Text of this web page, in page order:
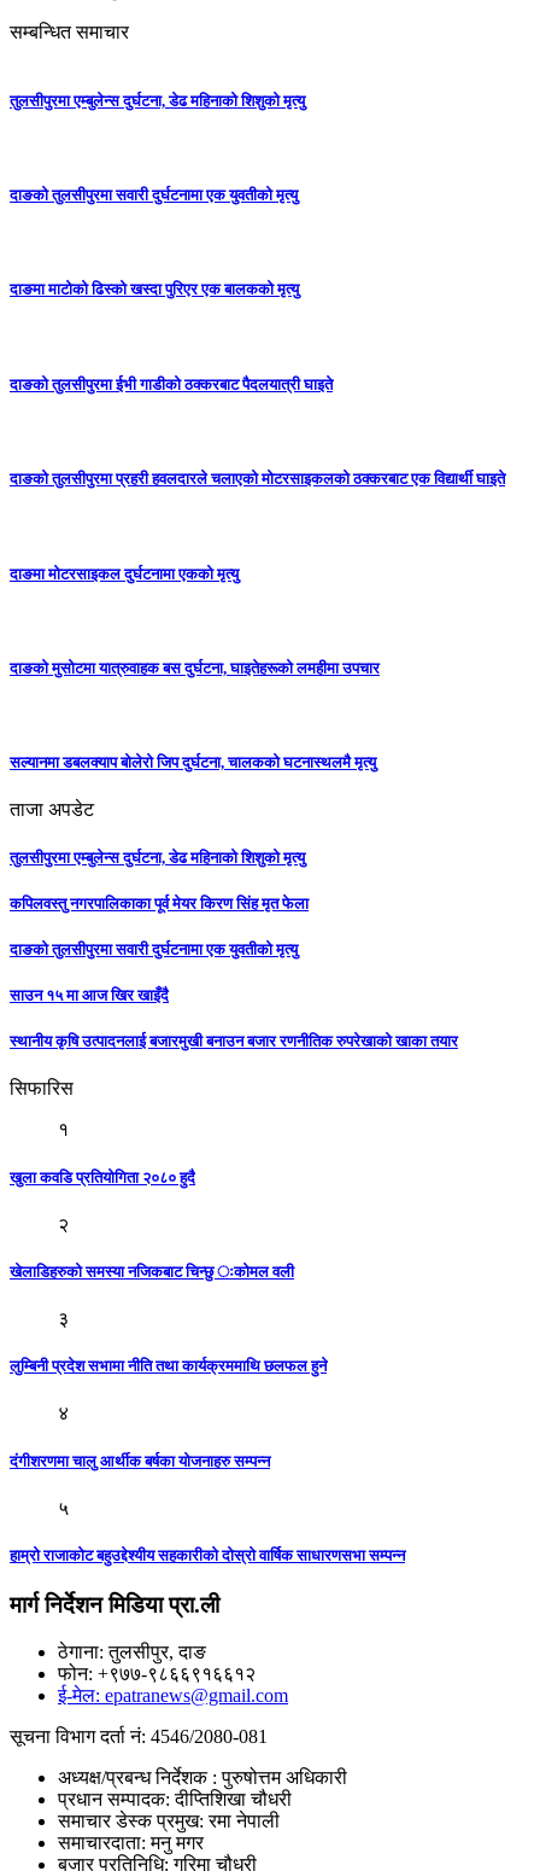
सम्बन्धित समाचार
तुलसीपुरमा एम्बुलेन्स दुर्घटना, डेढ महिनाको शिशुको मृत्यु
दाङको तुलसीपुरमा सवारी दुर्घटनामा एक युवतीको मृत्यु
दाङमा माटोको ढिस्को खस्दा पुरिएर एक बालकको मृत्यु
दाङको तुलसीपुरमा ईभी गाडीको ठक्करबाट पैदलयात्री घाइते
दाङको तुलसीपुरमा प्रहरी हवलदारले चलाएको मोटरसाइकलको ठक्करबाट एक विद्यार्थी घाइते
दाङमा मोटरसाइकल दुर्घटनामा एकको मृत्यु
दाङकाे मुसोटमा यात्रुवाहक बस दुर्घटना, घाइतेहरूको लमहीमा उपचार
सल्यानमा डबलक्याप बोलेरो जिप दुर्घटना, चालकको घटनास्थलमै मृत्यु
ताजा अपडेट
तुलसीपुरमा एम्बुलेन्स दुर्घटना, डेढ महिनाको शिशुको मृत्यु
कपिलवस्तु नगरपालिकाका पूर्व मेयर किरण सिंह मृत फेला
दाङको तुलसीपुरमा सवारी दुर्घटनामा एक युवतीको मृत्यु
साउन १५ मा आज खिर खाइँदै
स्थानीय कृषि उत्पादनलाई बजारमुखी बनाउन बजार रणनीतिक रुपरेखाको खाका तयार
सिफारिस
१
खुला कवडि प्रतियोगिता २०८० हुदै
२
खेलाडिहरुको समस्या नजिकबाट चिन्छु ःकोमल वली
३
लुम्बिनी प्रदेश सभामा नीति तथा कार्यक्रममाथि छलफल हुने
४
दंगीशरणमा चालु आर्थीक बर्षका योजनाहरु सम्पन्न
५
हाम्रो राजाकाेट बहुउद्देश्यीय सहकारीकाे दाेस्राे वार्षिक साधारणसभा सम्पन्न
मार्ग निर्देशन मिडिया प्रा.ली
ठेगाना: तुलसीपुर, दाङ
फोन: +९७७-९८६६९१६६१२
ई-मेल: epatranews@gmail.com
सूचना विभाग दर्ता नं: 4546/2080-081
अध्यक्ष/प्रबन्ध निर्देशक : पुरुषोत्तम अधिकारी
प्रधान सम्पादक: दीप्तिशिखा चौधरी
समाचार डेस्क प्रमुख: रमा नेपाली
समाचारदाता: मनु मगर
बजार प्रतिनिधि: गरिमा चौधरी